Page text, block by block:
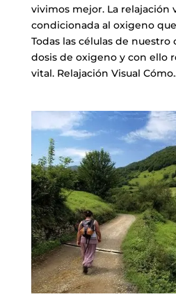
vivimos mejor. La relajación
condicionada al oxigeno
Todas las células de
dosis de oxigeno y con ello
vital. Relajación Visual